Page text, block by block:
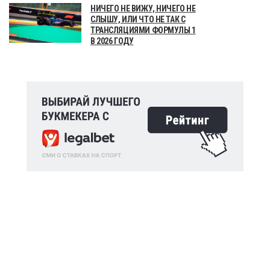
НИЧЕГО НЕ ВИЖУ, НИЧЕГО НЕ
СЛЫШУ, ИЛИ ЧТО НЕ ТАК С
ТРАНСЛЯЦИЯМИ ФОРМУЛЫ 1
В 2026 ГОДУ